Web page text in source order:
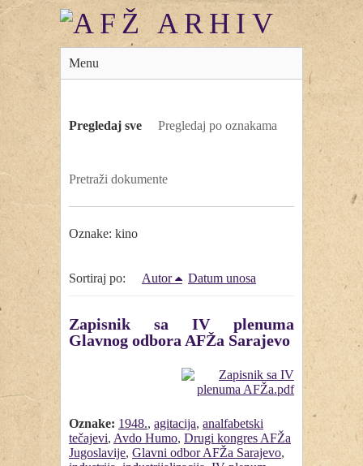
Menu
Pregledaj sve Pregledaj po oznakama
Pretraži dokumente
Oznake: kino
Sortiraj po: Autor Datum unosa
Zapisnik sa IV plenuma
Glavnog odbora AFŽa Sarajevo
Oznake: 1948., agitacija, analfabetski
tečajevi, Avdo Humo, Drugi kongres AFŽa
Jugoslavije, Glavni odbor AFŽa Sarajevo,